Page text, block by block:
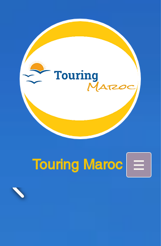
Touring Maroc